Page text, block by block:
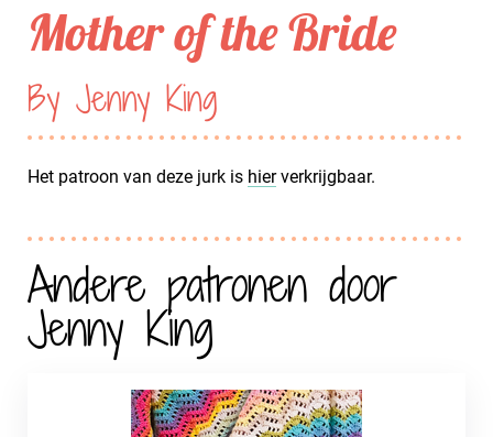
Mother of the Bride
By Jenny King
Het patroon van deze jurk is hierverkrijgbaar.
Andere patronen door
Jenny King